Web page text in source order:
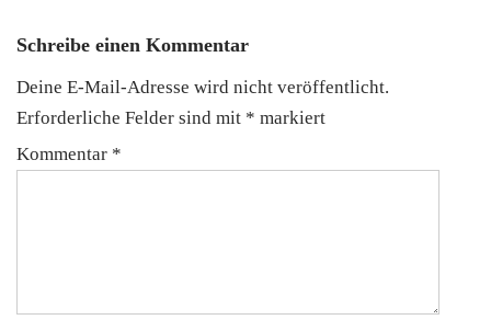
Schreibe einen Kommentar
Deine E-Mail-Adresse wird nicht veröffentlicht.
Erforderliche Felder sind mit * markiert
Kommentar *